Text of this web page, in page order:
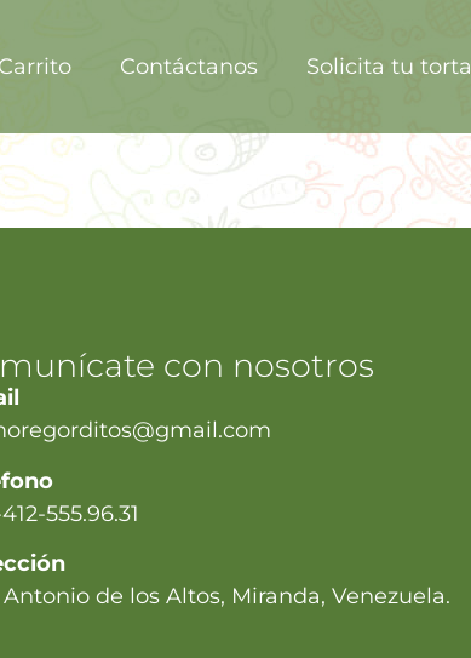
Carrito Contáctanos Solicita tu torta
con nosotros
555.96.31
Antonio de los Altos, Miranda, Venezuela.